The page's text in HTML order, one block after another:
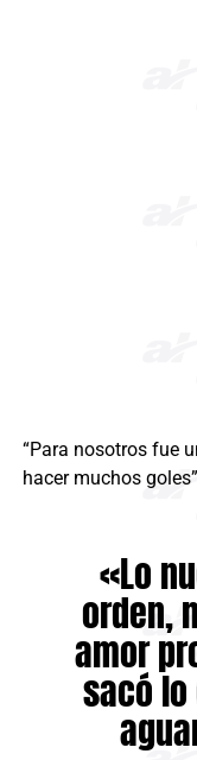
“Para nosotros fue
hacer muchos
«Lo
orden,
amor
sacó